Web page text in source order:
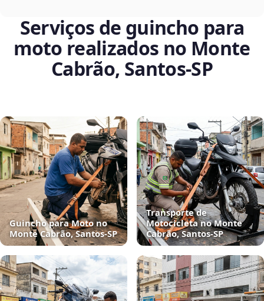
Serviços de guincho para
moto realizados no Monte
Cabrão, Santos‑SP
Guincho para Moto no
Monte Cabrão, Santos‑SP
Transporte de
Motocicleta no Monte
Cabrão, Santos‑SP